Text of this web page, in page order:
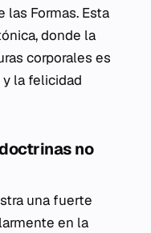
las Formas. Esta
donde la
corporales es
la felicidad
no
una fuerte
en la